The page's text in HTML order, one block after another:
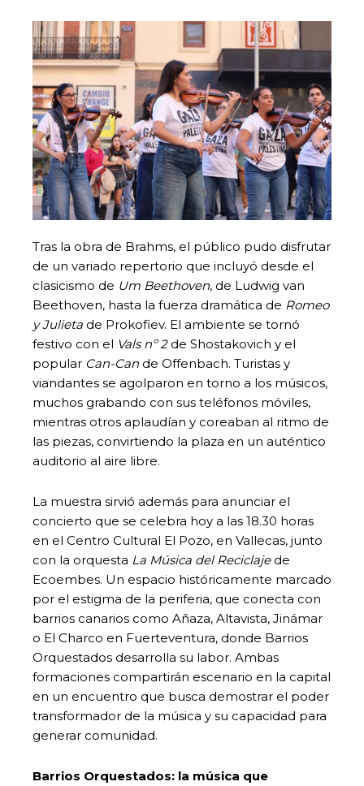
Tras la obra de Brahms, el público pudo disfrutar
de un variado repertorio que incluyó desde el
clasicismo de Um Beethoven, de Ludwig van
Beethoven, hasta la fuerza dramática de Romeo
y Julieta de Prokofiev. El ambiente se tornó
festivo con el Vals nº 2de Shostakovich y el
popular Can-Can de Offenbach. Turistas y
viandantes se agolparon en torno a los músicos,
muchos grabando con sus teléfonos móviles,
mientras otros aplaudían y coreaban al ritmo de
las piezas, convirtiendo la plaza en un auténtico
auditorio al aire libre.
La muestra sirvió además para anunciar el
concierto que se celebra hoy a las 18.30 horas
en el Centro Cultural El Pozo, en Vallecas, junto
con la orquesta La Música del Reciclaje de
Ecoembes. Un espacio históricamente marcado
por el estigma de la periferia, que conecta con
barrios canarios como Añaza, Altavista, Jinámar
o El Charco en Fuerteventura, donde Barrios
Orquestados desarrolla su labor. Ambas
formaciones compartirán escenario en la capital
en un encuentro que busca demostrar el poder
transformador de la música y su capacidad para
generar comunidad.
Barrios Orquestados: la música que